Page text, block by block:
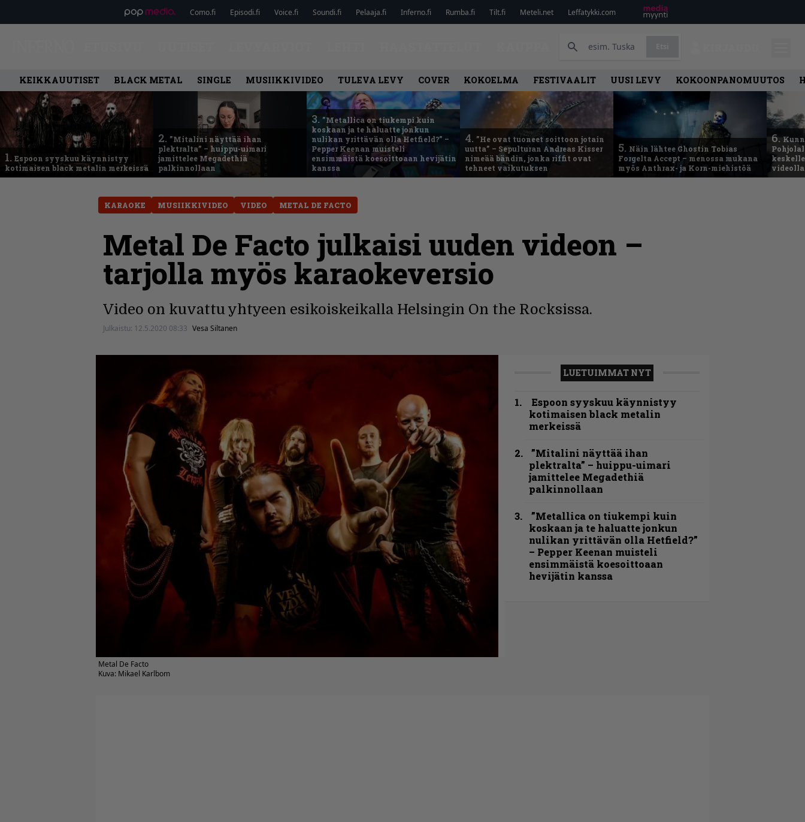
Como.fi Episodi.fi Voice.fi Soundi.fi Pelaaja.fi Inferno.fi Rumba.fi Tilt.fi Meteli.net Leffatykki.com
KEIKKAUUTISET BLACK METAL SINGLE MUSIIKKIVIDEO TULEVA LEVY COVER KOKOELMA FESTIVAALIT UUSI LEVY KOKOONPANOMUUTOS
1. Espoon syyskuu käynnistyy
kotimaisen black metalin merkeissä
2. ”Mitalini näyttää ihan
plektralta” – huippu-uimari
jamittelee Megadethiä
palkinnollaan
3. ”Metallica on tiukempi kuin
koskaan ja te haluatte jonkun
nulikan yrittävän olla Hetfield?” –
Pepper Keenan muisteli
ensimmäistä koesoittoaan hevijätin
kanssa
4. ”He ovat tuoneet soittoon jotain
uutta” – Sepulturan Andreas Kisser
nimeää bändin, jonka riffit ovat
tehneet vaikutuksen
5. Näin lähtee Ghostin Tobias
Forgelta Accept – menossa mukana
myös Anthrax- ja Korn-miehistöä
6.
KARAOKE MUSIIKKIVIDEO VIDEO METAL DE FACTO
Metal De Facto julkaisi uuden videon –
tarjolla myös karaokeversio
Video on kuvattu yhtyeen esikoiskeikalla Helsingin On the Rocksissa.
Julkaistu: 12.5.2020 08:33 Vesa Siltanen
Metal De Facto
Kuva: Mikael Karlbom
LUETUIMMAT NYT
Espoon syyskuu käynnistyy
kotimaisen black metalin
merkeissä
”Mitalini näyttää ihan
plektralta” – huippu-uimari
jamittelee Megadethiä
palkinnollaan
”Metallica on tiukempi kuin
koskaan ja te haluatte jonkun
nulikan yrittävän olla Hetfield?”
– Pepper Keenan muisteli
ensimmäistä koesoittoaan
hevijätin kanssa